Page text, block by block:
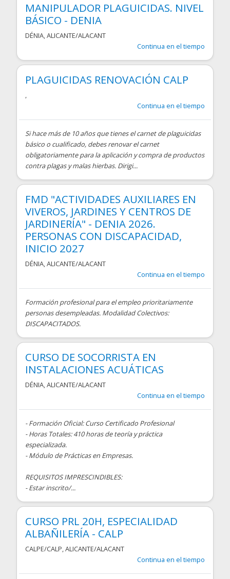
MANIPULADOR PLAGUICIDAS. NIVEL
BÁSICO - DENIA
DÉNIA,ALICANTE/ALACANT
Continua en el tiempo
PLAGUICIDAS RENOVACIÓN CALP
,
Continua en el tiempo
Si hace más de 10 años que tienes el carnet de plaguicidas
básico o cualificado, debes renovar el carnet
obligatoriamente para la aplicación y compra de productos
contra plagas y malas hierbas. Dirigi...
FMD "ACTIVIDADES AUXILIARES EN
VIVEROS, JARDINES Y CENTROS DE
JARDINERÍA" - DENIA 2026.
PERSONAS CON DISCAPACIDAD,
INICIO 2027
DÉNIA,ALICANTE/ALACANT
Continua en el tiempo
Formación profesional para el empleo prioritariamente
personas desempleadas. Modalidad Colectivos:
DISCAPACITADOS.
CURSO DE SOCORRISTA EN
INSTALACIONES ACUÁTICAS
DÉNIA,ALICANTE/ALACANT
Continua en el tiempo
- Formación Oficial: Curso Certificado Profesional
- Horas Totales: 410 horas de teoría y práctica
especializada.
- Módulo de Prácticas en Empresas.
REQUISITOS IMPRESCINDIBLES:
- Estar inscrito/...
CURSO PRL 20H, ESPECIALIDAD
ALBAÑILERÍA - CALP
CALPE/CALP,ALICANTE/ALACANT
Continua en el tiempo